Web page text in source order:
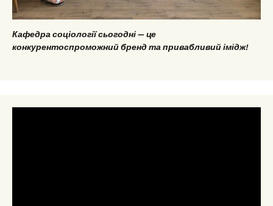
Кафедра соціології сьогодні — це
конкурентоспроможний бренд та привабливий імідж!